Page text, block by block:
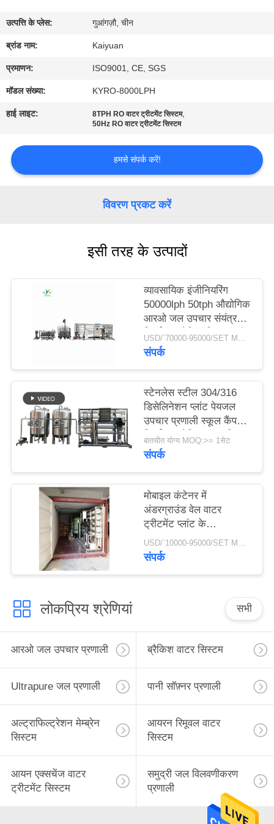
नियंत्रण
संपर्क
करें
उद्धरण
का
COMPANY
POLICY
उत्पत्ति के प्लेस: गुआंगज़ौ, चीन
ब्रांड नाम: Kaiyuan
प्रमाणन: ISO9001, CE, SGS
मॉडल संख्या: KYRO-8000LPH
हाई लाइट: 8TPH RO वाटर ट्रीटमेंट सिस्टम,
50Hz RO वाटर ट्रीटमेंट सिस्टम
हमसे संपर्क करें!
विवरण प्रकट करें
इसी तरह के उत्पादों
व्यावसायिक इंजीनियरिंग
50000lph 50tph औद्योगिक
आरओ जल उपचार संयंत्र
रिवर्स ऑस्मोसिस सिस्टम की
बड़ी क्षमता
USD/`70000-95000/SET MOQ:एक सेट
संपर्क
स्टेनलेस स्टील 304/316
डिसेलिनेशन प्लांट पेयजल
उपचार प्रणाली स्कूल कैंपस
रिवर्स ऑस्मोसिस वॉटर फ़िल्टर
बातचीत योग्य MOQ:>= 1सेट
संपर्क
मोबाइल कंटेनर में
अंडरग्राउंड वेल वाटर
ट्रीटमेंट प्लांट के
50000जीपीडी औद्योगिक
कृषि रिवर्स ऑस्मोसिस आरओ
USD/`10000-95000/SET MOQ:1 सेट
संपर्क
लोकप्रिय श्रेणियां सभी
आरओ जल उपचार प्रणाली ब्रैकिश वाटर सिस्टम
Ultrapure जल प्रणाली पानी सॉफ़्नर प्रणाली
अल्ट्राफिल्ट्रेशन मेम्ब्रेन
सिस्टम
आयरन रिमूवल वाटर
सिस्टम
आयन एक्सचेंज वाटर
ट्रीटमेंट सिस्टम
समुद्री जल विलवणीकरण
प्रणाली